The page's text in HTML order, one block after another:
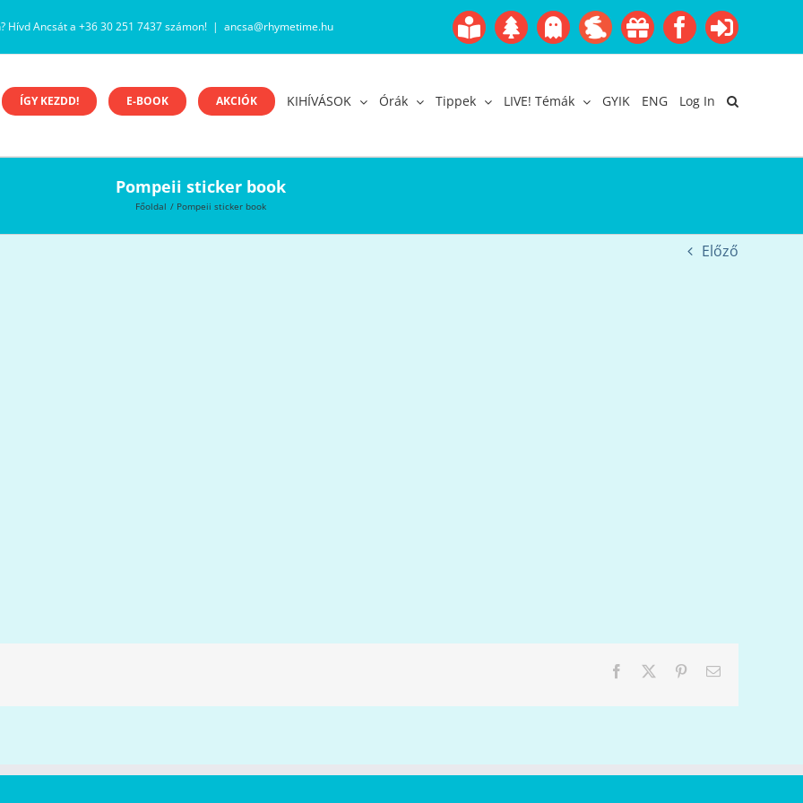
Hívd Ancsát a +36 30 251 7437 számon! | ancsa@rhymetime.hu
Boofairy
Gyerekangol
AdventHalloween
EasterAkcióFacebook
Login
ÍGY KEZDD! E-BOOK AKCIÓK KIHÍVÁSOK Órák Tippek LIVE! Témák GYIK ENG Log In
Pompeii sticker book
Főoldal Pompeii sticker book
Előző
Facebook PinterestEmail: